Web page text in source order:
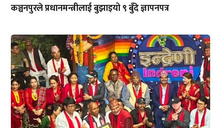
कञ्चनपुरले प्रधानमन्त्रीलाई बुझाइयो ९ बुँदे ज्ञापनपत्र